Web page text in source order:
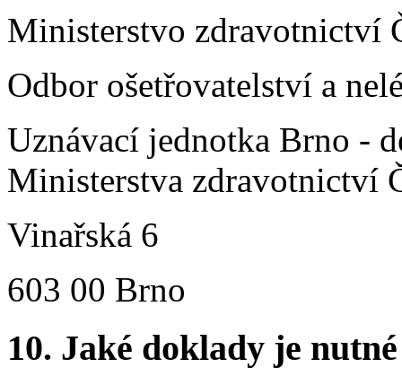
Ministerstvo zdravotnictví
Odbor ošetřovatelství a
Uznávací jednotka Brno -
Ministerstva zdravotnictví
Vinařská 6
603 00 Brno
10. Jaké doklady je